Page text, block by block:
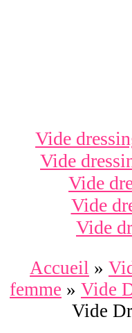
Vide
Vide
Vide
Vide
Vide
Accueil »
femme » Vide
Vide